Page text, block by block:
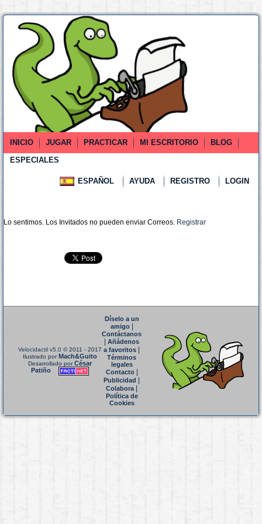
INICIO JUGAR PRACTICAR MI ESCRITORIO
BLOG
ESPECIALES
ESPAÑOL AYUDA REGISTRO LOGIN
Lo sentimos. Los Invitados no pueden enviar Correos. Registrar
Velocidactil v5.0 © 2011 - 2017
Ilustrado porMach&Guito
Desarrollado porCésar
Patiño
Díselo a un
amigo|
Contáctanos
Añádenos
a favoritos
Términos
legales
Contacto|
Publicidad
Colabora|
Política de
Cookies